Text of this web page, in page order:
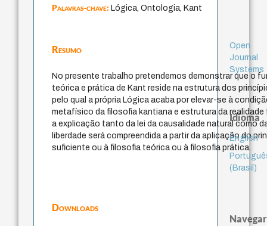
Palavras-chave:Lógica, Ontologia, Kant
Resumo
No presente trabalho pretendemos demonstrar que o
teórica e prática de Kant reside na estrutura dos
pelo qual a própria Lógica acaba por elevar-se à
metafísico da filosofia kantiana e estrutura da
a explicação tanto da lei da causalidade natural como
liberdade será compreendida a partir da aplicação do
suficiente ou à filosofia teórica ou à filosofia prática.
Downloads
Open
Journal
Systems
Idioma
English
(Brasil)
Navegar